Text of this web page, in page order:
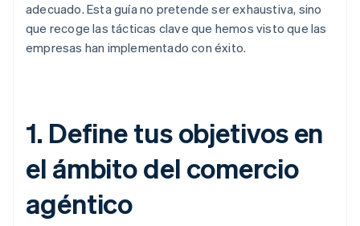
adecuado. Esta guía no pretende ser exhaustiva, sino
que recoge las tácticas clave que hemos visto que las
empresas han implementado con éxito.
1. Define tus objetivos en
el ámbito del comercio
agéntico